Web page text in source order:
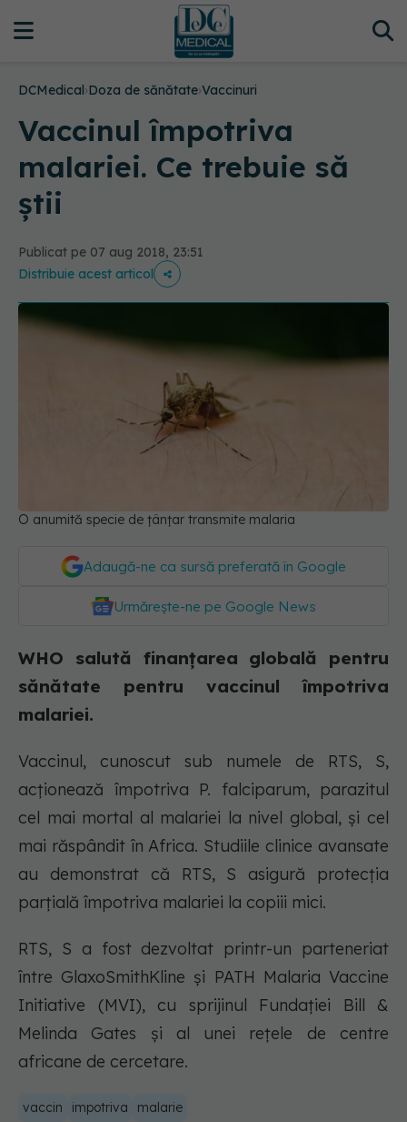
DCMedical›Doza de sănătate›Vaccinuri
Vaccinul împotriva
malariei. Ce trebuie să
știi
Publicat pe 07 aug 2018, 23:51
Distribuie acest articol
O anumită specie de țânțar transmite malaria
Adaugă-ne ca sursă preferată în Google
Urmărește-ne pe Google News
WHO salută finanțarea globală pentru
sănătate pentru vaccinul împotriva
malariei.
Vaccinul, cunoscut sub numele de RTS, S,
acționează împotriva P. falciparum, parazitul
cel mai mortal al malariei la nivel global, și cel
mai răspândit în Africa. Studiile clinice avansate
au demonstrat că RTS, S asigură protecția
parțială împotriva malariei la copiii mici.
RTS, S a fost dezvoltat printr-un parteneriat
între GlaxoSmithKline și PATH Malaria Vaccine
Initiative (MVI), cu sprijinul Fundației Bill &
Melinda Gates și al unei rețele de centre
africane de cercetare.
vaccin impotriva malarie